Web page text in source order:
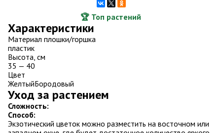
🏆 Топ растений
Характеристики
Материал плошки/горшка
пластик
Высота, см
35 — 40
Цвет
ЖелтыйБородовый
Уход за растением
Сложность:
Способ:
Экзотический цветок можно разместить на восточном или